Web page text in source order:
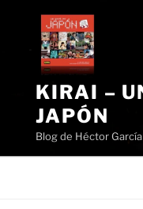
contenido
KIRAI –
JAPÓN
Blog de Héctor García